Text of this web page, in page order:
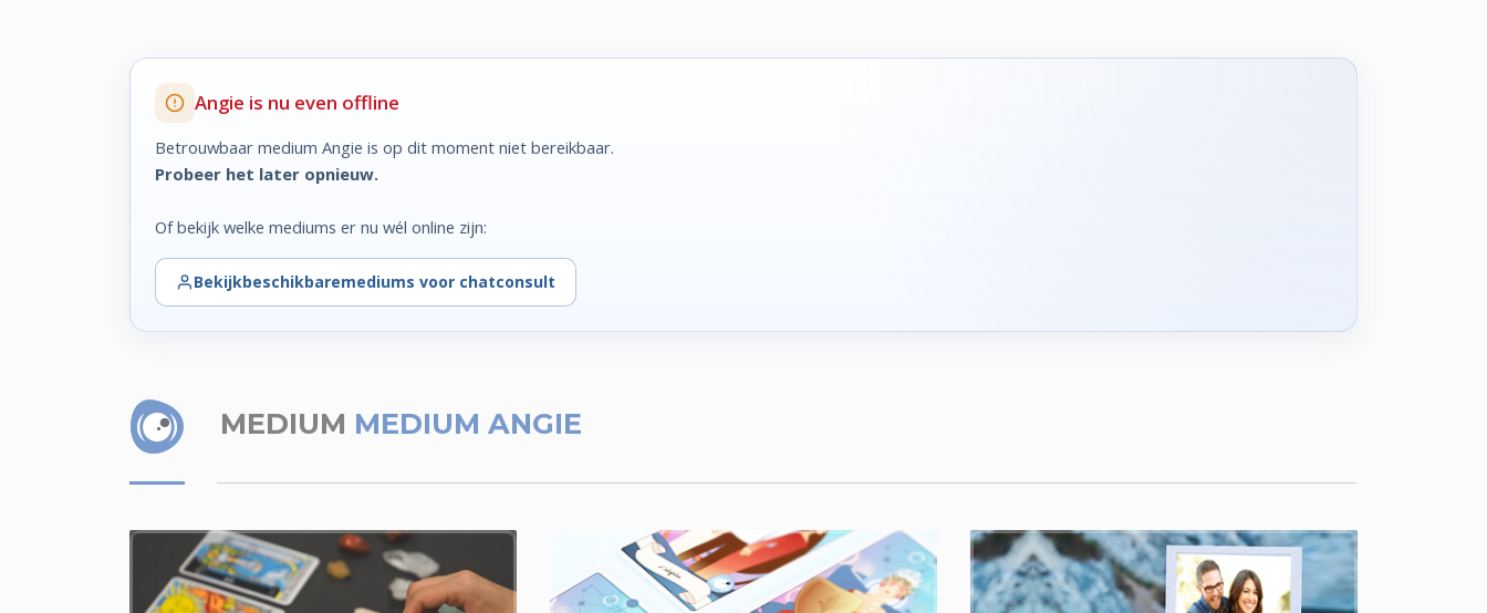
Angie is nu even offline
Betrouwbaar medium Angie is op dit moment niet bereikbaar.
Probeer het later opnieuw.
Of bekijk welke mediums er nu wél online zijn:
Bekijkbeschikbaremediums voor chatconsult
MEDIUM MEDIUM ANGIE